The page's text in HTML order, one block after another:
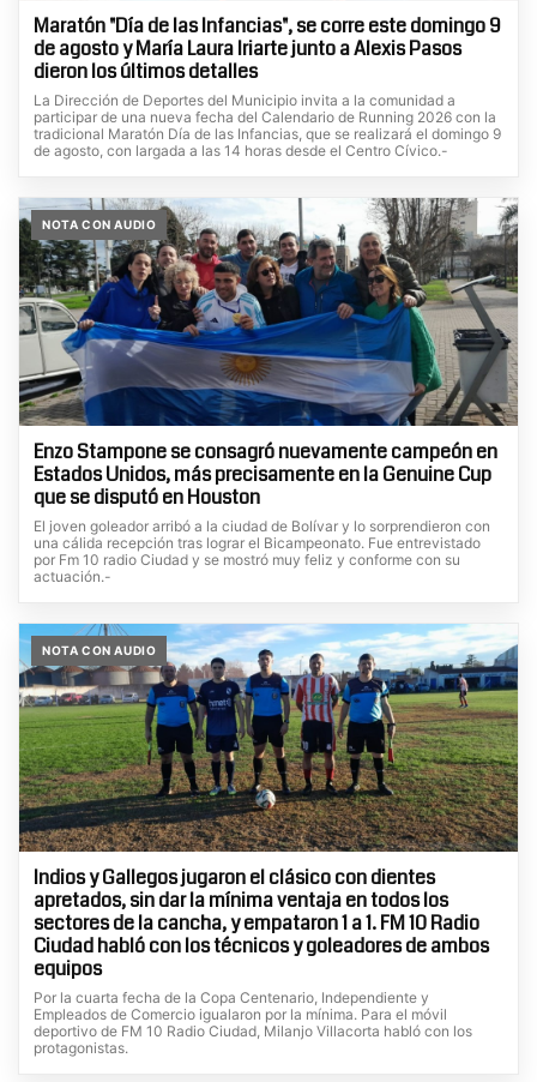
Maratón "Día de las Infancias", se corre este domingo 9
de agosto y María Laura Iriarte junto a Alexis Pasos
dieron los últimos detalles
La Dirección de Deportes del Municipio invita a la comunidad a
participar de una nueva fecha del Calendario de Running 2026 con la
tradicional Maratón Día de las Infancias, que se realizará el domingo 9
de agosto, con largada a las 14 horas desde el Centro Cívico.-
NOTA CON AUDIO
Enzo Stampone se consagró nuevamente campeón en
Estados Unidos, más precisamente en la Genuine Cup
que se disputó en Houston
El joven goleador arribó a la ciudad de Bolívar y lo sorprendieron con
una cálida recepción tras lograr el Bicampeonato. Fue entrevistado
por Fm 10 radio Ciudad y se mostró muy feliz y conforme con su
actuación.-
NOTA CON AUDIO
Indios y Gallegos jugaron el clásico con dientes
apretados, sin dar la mínima ventaja en todos los
sectores de la cancha, y empataron 1 a 1. FM 10 Radio
Ciudad habló con los técnicos y goleadores de ambos
equipos
Por la cuarta fecha de la Copa Centenario, Independiente y
Empleados de Comercio igualaron por la mínima. Para el móvil
deportivo de FM 10 Radio Ciudad, Milanjo Villacorta habló con los
protagonistas.